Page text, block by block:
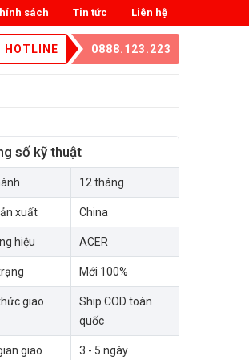
Liên hệ
Tin tức
sách
HOTLINE 0888.123.223
số kỹ thuật
12 tháng
xuất China
hiệu ACER
Mới 100%
giao
Ship COD toàn
quốc
giao 3 - 5 ngày